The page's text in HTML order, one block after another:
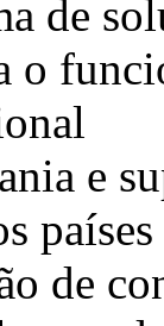
de
o
e
de